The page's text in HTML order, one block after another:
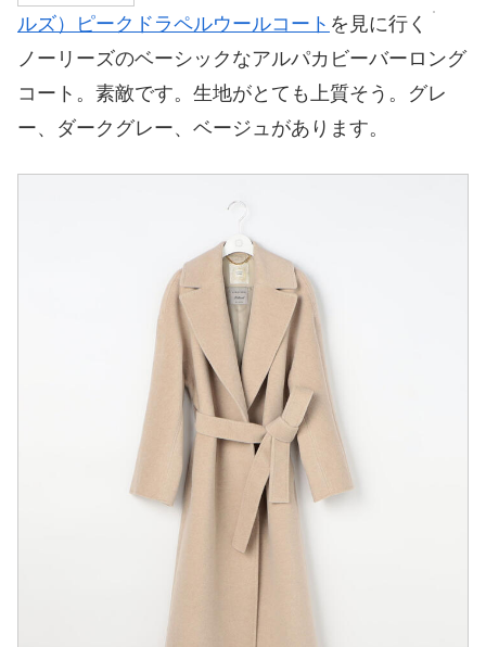
ルズ）ピークドラペルウールコート を見に行く
ノーリーズのベーシックなアルパカビーバーロング
コート。素敵です。生地がとても上質そう。グレ
ー、ダークグレー、ベージュがあります。